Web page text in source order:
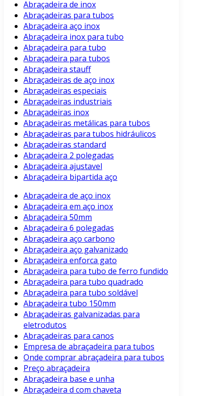
Abraçadeira de inox
Abraçadeiras para tubos
Abraçadeira aço inox
Abraçadeira inox para tubo
Abraçadeira para tubo
Abraçadeira para tubos
Abraçadeira stauff
Abraçadeiras de aço inox
Abraçadeiras especiais
Abraçadeiras industriais
Abraçadeiras inox
Abraçadeiras metálicas para tubos
Abraçadeiras para tubos hidráulicos
Abraçadeiras standard
Abraçadeira 2 polegadas
Abraçadeira ajustavel
Abraçadeira bipartida aço
Abraçadeira de aço inox
Abraçadeira em aço inox
Abraçadeira 50mm
Abraçadeira 6 polegadas
Abraçadeira aço carbono
Abraçadeira aço galvanizado
Abraçadeira enforca gato
Abraçadeira para tubo de ferro fundido
Abraçadeira para tubo quadrado
Abraçadeira para tubo soldável
Abraçadeira tubo 150mm
Abraçadeiras galvanizadas para
eletrodutos
Abraçadeiras para canos
Empresa de abraçadeira para tubos
Onde comprar abraçadeira para tubos
Preço abraçadeira
Abraçadeira base e unha
Abraçadeira d com chaveta